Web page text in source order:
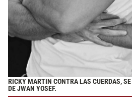
RICKY MARTIN CONTRA LAS CUERDAS,
DE JWAN YOSEF.